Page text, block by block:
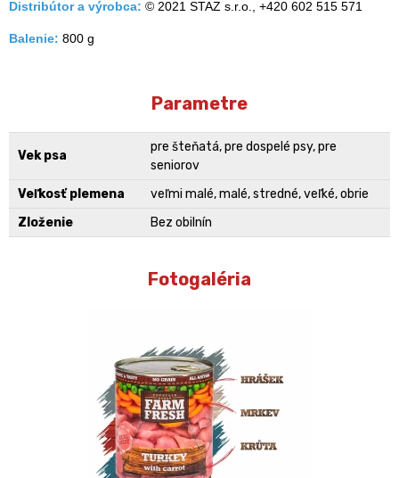
Distribútor a výrobca: © 2021 STAZ s.r.o., +420 602 515 571
Balenie: 800 g
Parametre
Vek psa
pre šteňatá, pre dospelé psy, pre
seniorov
Veľkosť plemena
veľmi malé, malé, stredné, veľké, obrie
Zloženie
Bez obilnín
Fotogaléria